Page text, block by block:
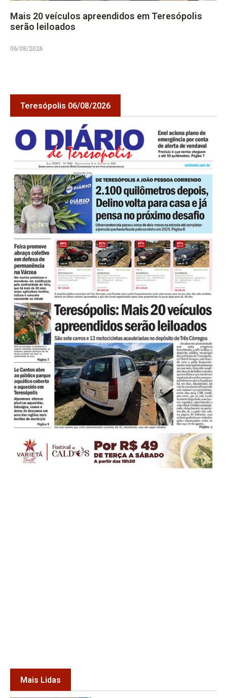
Mais 20 veículos apreendidos em Teresópolis
serão leiloados
06/08/2026
Teresópolis 06/08/2026
Mais Lidas